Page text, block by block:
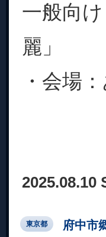
一般向
麗」
・会場
2025.08.10
東京都 府中市